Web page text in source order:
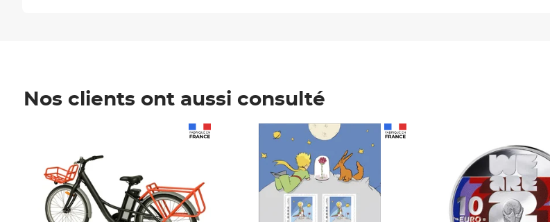
Nos clients ont aussi consulté
Prix 6,25€ HT